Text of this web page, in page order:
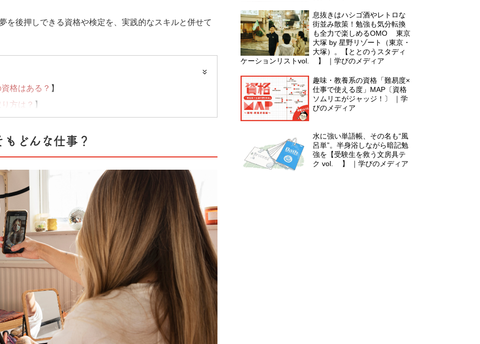
を後押しできる資格や検定を、実践的なスキルと併せて
格はある？ 】
方は？ 】
なるのかも」と思ったら
どんな仕事？
息抜きはハシゴ酒やレトロな
街並み散策！勉強も気分転換
も全力で楽しめるOMO5東京
大塚 by 星野リゾート（東京・
大塚）。【ととのうスタディ
ケーションリストvol.4】 ｜学びのメディア
趣味・教養系の資格「難易度×
仕事で使える度」MAP〔資格
ソムリエがジャッジ！〕 ｜学
びのメディア
水に強い単語帳、その名も“風
呂単”。半身浴しながら暗記勉
強を【受験生を救う文房具テ
ク vol.6】 ｜学びのメディア